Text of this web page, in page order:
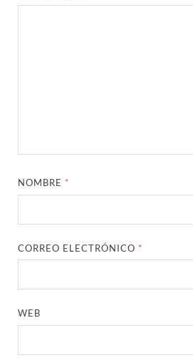
NOMBRE *
CORREO ELECTRÓNICO *
WEB